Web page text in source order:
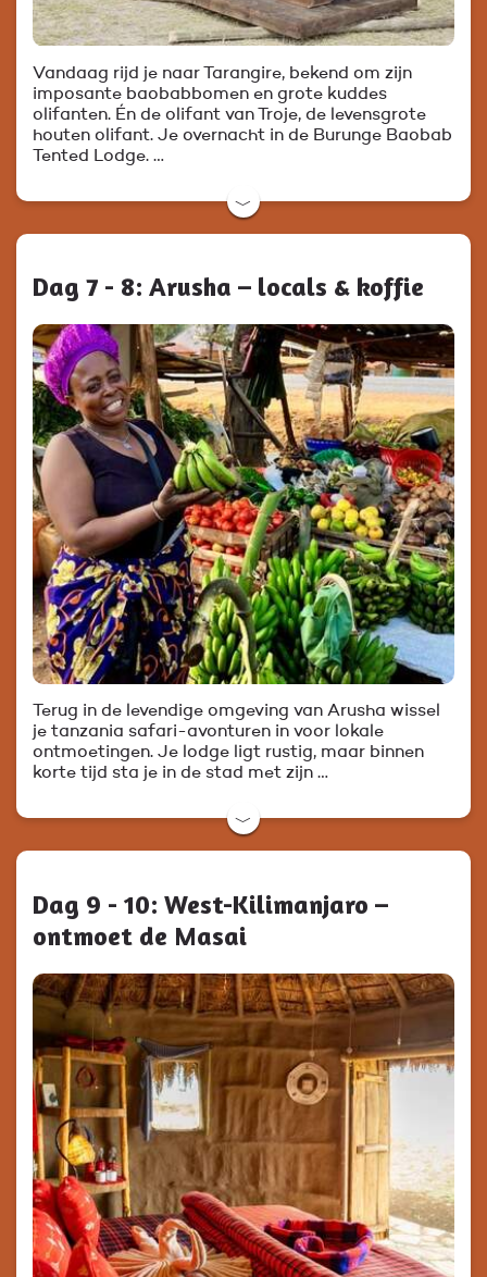
Vandaag rijd je naar Tarangire, bekend om zijn
imposante baobabbomen en grote kuddes
olifanten. Én de olifant van Troje, de levensgrote
houten olifant. Je overnacht in de Burunge Baobab
Tented Lodge. …
﹀
Dag 7 - 8: Arusha – locals & koffie
Terug in de levendige omgeving van Arusha wissel
je tanzania safari-avonturen in voor lokale
ontmoetingen. Je lodge ligt rustig, maar binnen
korte tijd sta je in de stad met zijn …
﹀
Dag 9 - 10: West-Kilimanjaro –
ontmoet de Masai